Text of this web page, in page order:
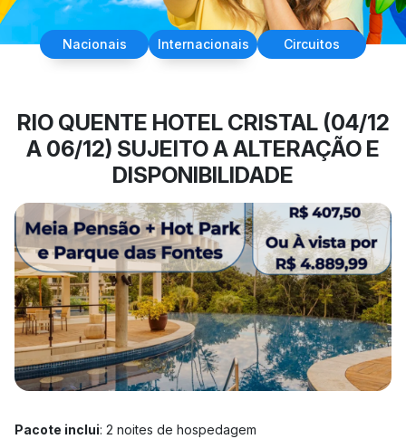
Nacionais Internacionais Circuitos
RIO QUENTE HOTEL CRISTAL (04/12
A 06/12) SUJEITO A ALTERAÇÃO E
DISPONIBILIDADE
Pacote inclui: 2 noites de hospedagem